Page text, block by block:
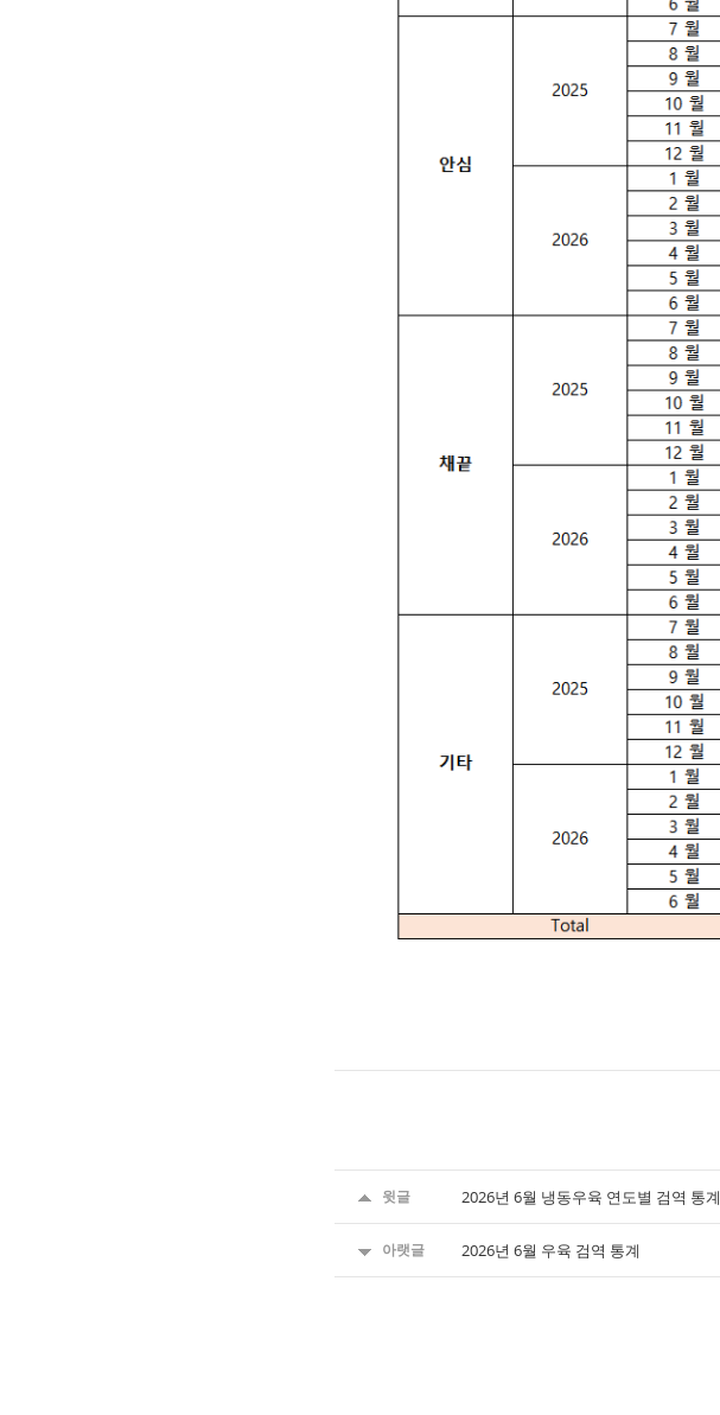
윗글 2026년 6월 냉동우육 연도별 검역 통계
아랫글 2026년 6월 우육 검역 통계